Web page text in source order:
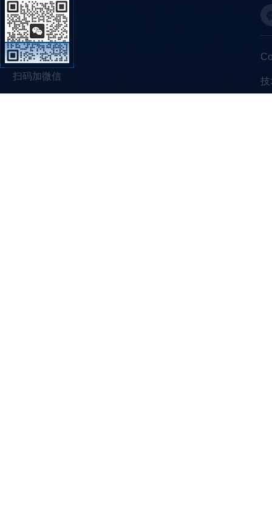
扫码加微信 技